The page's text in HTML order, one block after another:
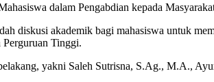
dalam Pengabdian kepada
diskusi akademik bagi mahasiswa untuk
Perguruan Tinggi.
yakni Saleh Sutrisna, S.Ag., M.A.,